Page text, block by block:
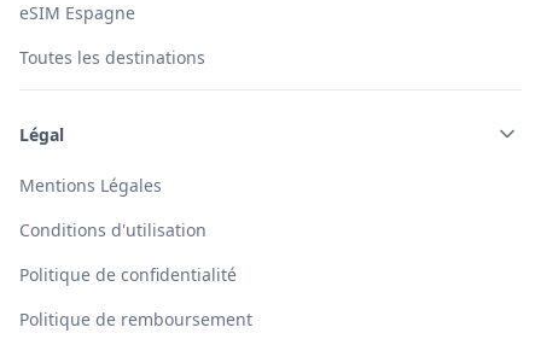
eSIM Espagne
Toutes les destinations
Légal
Mentions Légales
Conditions d'utilisation
Politique de confidentialité
Politique de remboursement